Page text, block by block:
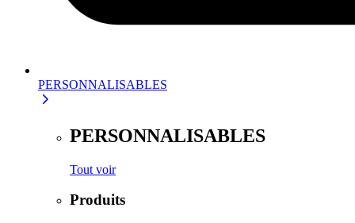
PERSONNALISABLES
PERSONNALISABLES
Tout voir
Produits